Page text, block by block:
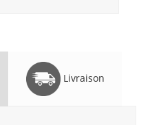
Livraison